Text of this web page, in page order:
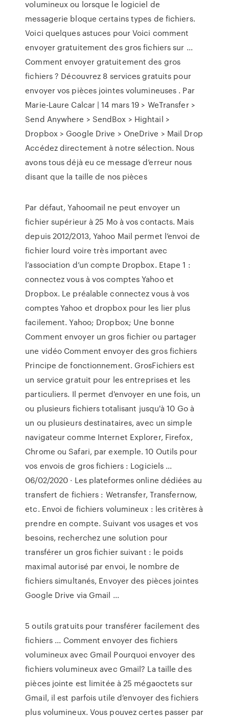
volumineux ou lorsque le logiciel de
messagerie bloque certains types de fichiers.
Voici quelques astuces pour Voici comment
envoyer gratuitement des gros fichiers sur ...
Comment envoyer gratuitement des gros
fichiers ? Découvrez 8 services gratuits pour
envoyer vos pièces jointes volumineuses . Par
Marie-Laure Calcar | 14 mars 19 > WeTransfer >
Send Anywhere > SendBox > Hightail >
Dropbox > Google Drive > OneDrive > Mail Drop
Accédez directement à notre sélection. Nous
avons tous déjà eu ce message d’erreur nous
disant que la taille de nos pièces
Par défaut, Yahoomail ne peut envoyer un
fichier supérieur à 25 Mo à vos contacts. Mais
depuis 2012/2013, Yahoo Mail permet l’envoi de
fichier lourd voire très important avec
l’association d’un compte Dropbox. Etape 1 :
connectez vous à vos comptes Yahoo et
Dropbox. Le préalable connectez vous à vos
comptes Yahoo et dropbox pour les lier plus
facilement. Yahoo; Dropbox; Une bonne
Comment envoyer un gros fichier ou partager
une vidéo Comment envoyer des gros fichiers
Principe de fonctionnement. GrosFichiers est
un service gratuit pour les entreprises et les
particuliers. Il permet d'envoyer en une fois, un
ou plusieurs fichiers totalisant jusqu'à 10 Go à
un ou plusieurs destinataires, avec un simple
navigateur comme Internet Explorer, Firefox,
Chrome ou Safari, par exemple. 10 Outils pour
vos envois de gros fichiers : Logiciels ...
06/02/2020 · Les plateformes online dédiées au
transfert de fichiers : Wetransfer, Transfernow,
etc. Envoi de fichiers volumineux : les critères à
prendre en compte. Suivant vos usages et vos
besoins, recherchez une solution pour
transférer un gros fichier suivant : le poids
maximal autorisé par envoi, le nombre de
fichiers simultanés, Envoyer des pièces jointes
Google Drive via Gmail ...
5 outils gratuits pour transférer facilement des
fichiers ... Comment envoyer des fichiers
volumineux avec Gmail Pourquoi envoyer des
fichiers volumineux avec Gmail? La taille des
pièces jointe est limitée à 25 mégaoctets sur
Gmail, il est parfois utile d’envoyer des fichiers
plus volumineux. Vous pouvez certes passer par